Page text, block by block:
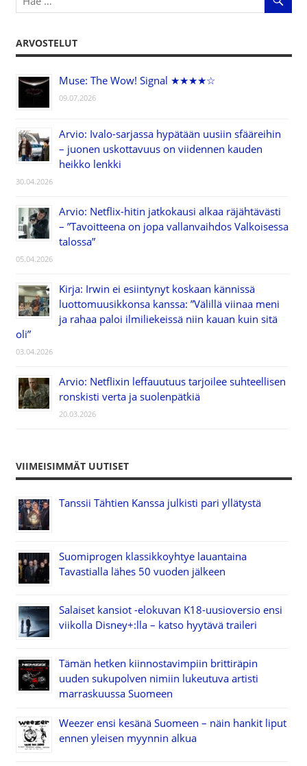
ARVOSTELUT
Muse: The Wow! Signal ★★★★☆
09.07.2026
Arvio: Ivalo-sarjassa hypätään uusiin sfääreihin
– juonen uskottavuus on viidennen kauden
heikko lenkki
30.04.2026
Arvio: Netflix-hitin jatkokausi alkaa räjähtävästi
– ”Tavoitteena on jopa vallanvaihdos Valkoisessa
talossa”
05.04.2026
Kirja: Irwin ei esiintynyt koskaan kännissä
luottomuusikkonsa kanssa: ”Välillä viinaa meni
ja rahaa paloi ilmiliekeissä niin kauan kuin sitä
oli”
03.04.2026
Arvio: Netflixin leffauutuus tarjoilee suhteellisen
ronskisti verta ja suolenpätkiä
20.03.2026
VIIMEISIMMÄT UUTISET
Tanssii Tähtien Kanssa julkisti pari yllätystä
Suomiprogen klassikkoyhtye lauantaina
Tavastialla lähes 50 vuoden jälkeen
Salaiset kansiot -elokuvan K18-uusioversio ensi
viikolla Disney+:lla – katso hyytävä traileri
Tämän hetken kiinnostavimpiin brittiräpin
uuden sukupolven nimiin lukeutuva artisti
marraskuussa Suomeen
Weezer ensi kesänä Suomeen – näin hankit liput
ennen yleisen myynnin alkua